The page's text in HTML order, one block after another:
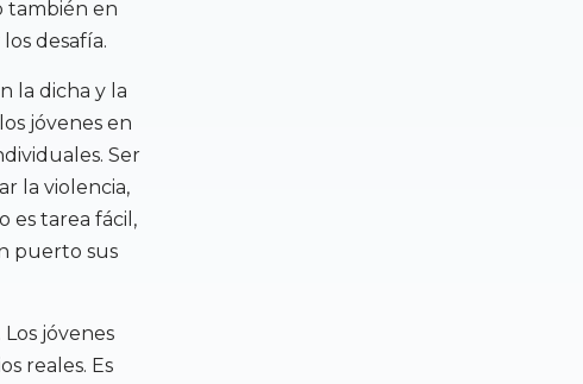
también en
desafía.
la dicha y la
jóvenes en
Ser
la violencia,
es tarea fácil,
puerto sus
jóvenes
reales. Es